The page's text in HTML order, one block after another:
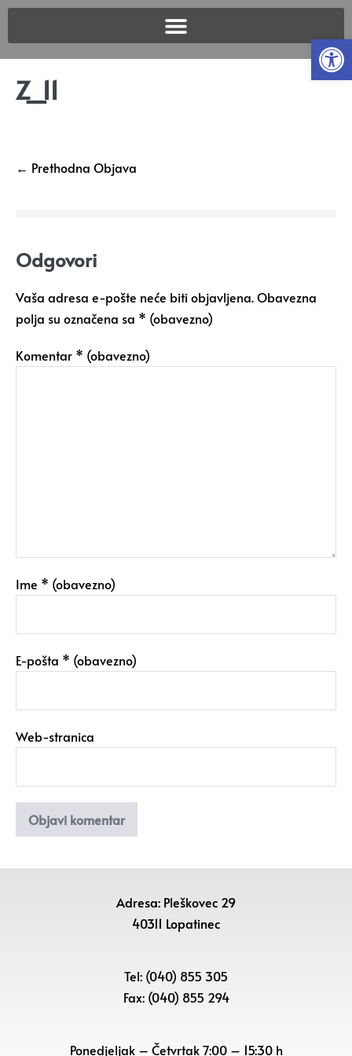
Z_11
← Prethodna Objava
Odgovori
Vaša adresa e-pošte neće biti objavljena.Obavezna
polja su označena sa * (obavezno)
Komentar * (obavezno)
Ime * (obavezno)
E-pošta * (obavezno)
Web-stranica
Adresa: Pleškovec 29
40311 Lopatinec
Tel: (040) 855 305
Fax: (040) 855 294
Ponedjeljak – Četvrtak 7:00 – 15:30 h